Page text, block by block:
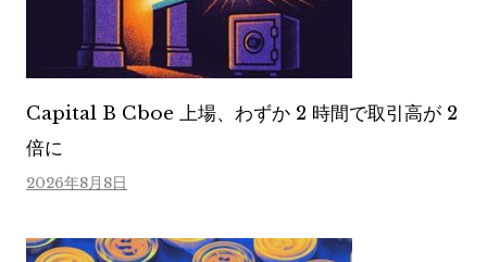
Capital B Cboe 上場、わずか 2 時間で取引高が 2
倍に
2026年8月8日